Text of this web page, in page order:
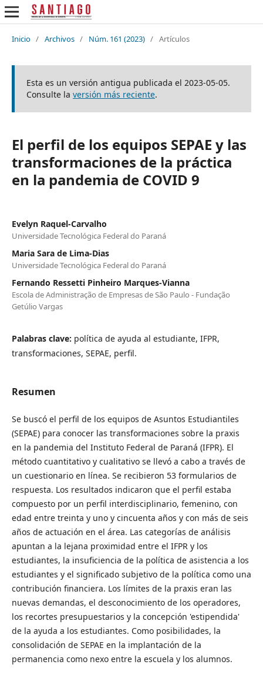
Inicio / Archivos / Núm. 161 (2023) / Artículos
Esta es un versión antigua publicada el 2023-05-05.
Consulte la versión más reciente.
El perfil de los equipos SEPAE y las
transformaciones de la práctica
en la pandemia de COVID 9
Evelyn Raquel-Carvalho
Universidade Tecnológica Federal do Paraná
Maria Sara de Lima-Dias
Universidade Tecnológica Federal do Paraná
Fernando Ressetti Pinheiro Marques-Vianna
Escola de Administração de Empresas de São Paulo - Fundação
Getúlio Vargas
Palabras clave: política de ayuda al estudiante, IFPR,
transformaciones, SEPAE, perfil.
Resumen
Se buscó el perfil de los equipos de Asuntos Estudiantiles
(SEPAE) para conocer las transformaciones sobre la praxis
en la pandemia del Instituto Federal de Paraná (IFPR). El
método cuantitativo y cualitativo se llevó a cabo a través de
un cuestionario en línea. Se recibieron 53 formularios de
respuesta. Los resultados indicaron que el perfil estaba
compuesto por un perfil interdisciplinario, femenino, con
edad entre treinta y uno y cincuenta años y con más de seis
años de actuación en el área. Las categorías de análisis
apuntan a la lejana proximidad entre el IFPR y los
estudiantes, la insuficiencia de la política de asistencia a los
estudiantes y el significado subjetivo de la política como una
contribución financiera. Los límites de la praxis eran las
nuevas demandas, el desconocimiento de los operadores,
los recortes presupuestarios y la concepción 'estipendida'
de la ayuda a los estudiantes. Como posibilidades, la
consolidación de SEPAE en la implantación de la
permanencia como nexo entre la escuela y los alumnos.